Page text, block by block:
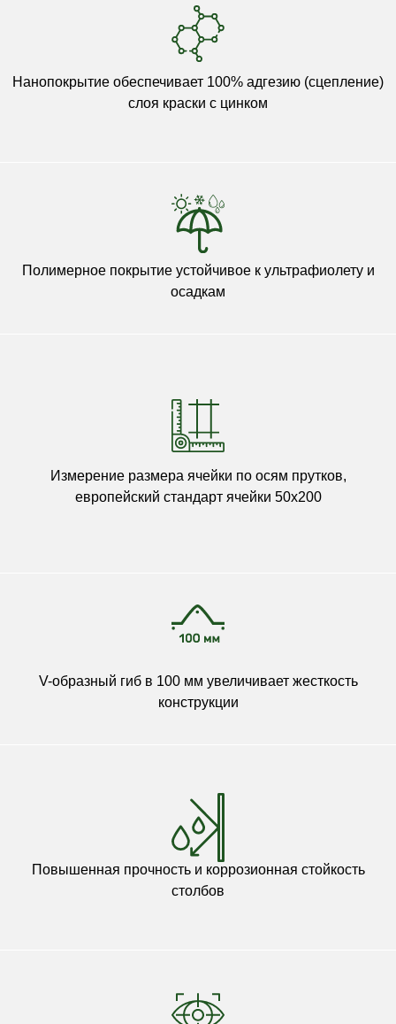
Нанопокрытие обеспечивает 100% адгезию (сцепление)
слоя краски с цинком
Полимерное покрытие устойчивое к ультрафиолету и
осадкам
Измерение размера ячейки по осям прутков,
европейский стандарт ячейки 50х200
V-образный гиб в 100 мм увеличивает жесткость
конструкции
Повышенная прочность и коррозионная стойкость
столбов